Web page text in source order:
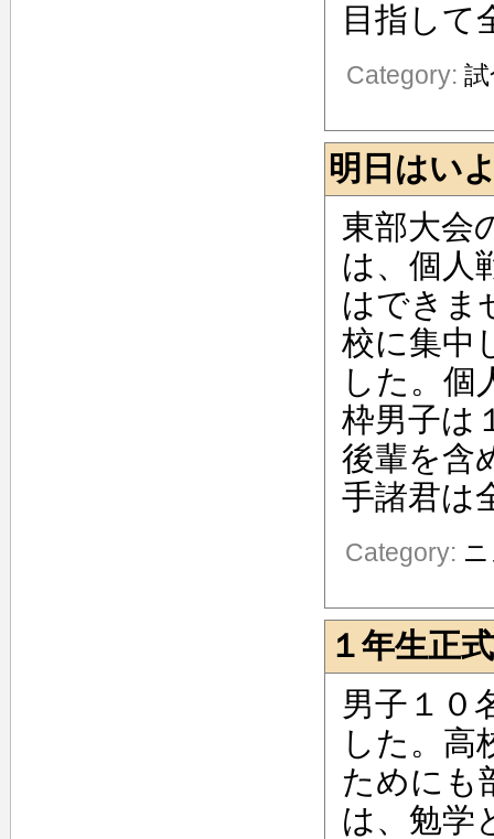
目指して
Category:
明日はい
東部大会
は、個人
はできま
校に集中
した。個
枠男子は
後輩を含
手諸君は
Category:
１年生正
男子１０
した。高
ためにも
は、勉学